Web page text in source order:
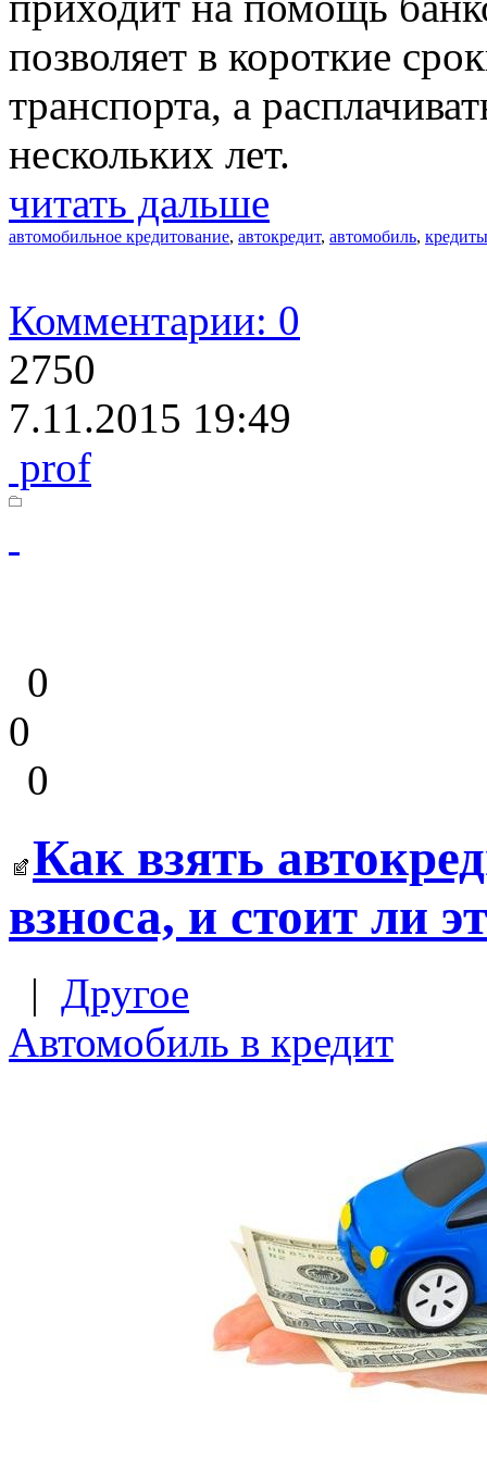
позволяет в короткие
транспорта, а
нескольких лет.
читать дальше
автомобильное кредитование, автокредит, автомобиль, кредиты
Комментарии: 0
2750
7.11.2015 19:49
prof
0
0
0
Как взять
взноса, и стоит ли
| Другое
Автомобиль в кредит